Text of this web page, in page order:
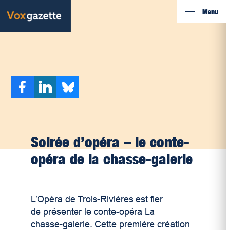
Menu
Soirée d’opéra – le conte-
opéra de la chasse-galerie
L’Opéra de Trois-Rivières est fier
de présenter le conte-opéra La
chasse-galerie. Cette première création